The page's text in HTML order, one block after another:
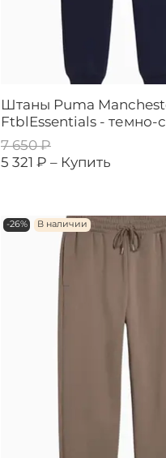
Штаны Puma
FtblEssentials - темно-
7 650 ₽
5 321 ₽ – Купить
-26% В наличии